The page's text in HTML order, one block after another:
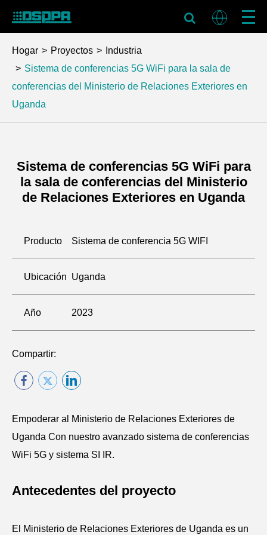
Hogar Proyectos
Industria
Sistema de conferencias 5G WiFi para la sala de
conferencias del Ministerio de Relaciones Exteriores en
Uganda
Sistema de conferencias 5G WiFi para
la sala de conferencias del Ministerio
de Relaciones Exteriores en Uganda
Producto Sistema de conferencia 5G WIFI
Ubicación Uganda
Año 2023
Compartir:
Empoderar al Ministerio de Relaciones Exteriores de
Uganda Con nuestro avanzado sistema de conferencias
WiFi 5G y sistema SI IR.
Antecedentes del proyecto
El Ministerio de Relaciones Exteriores de Uganda es un